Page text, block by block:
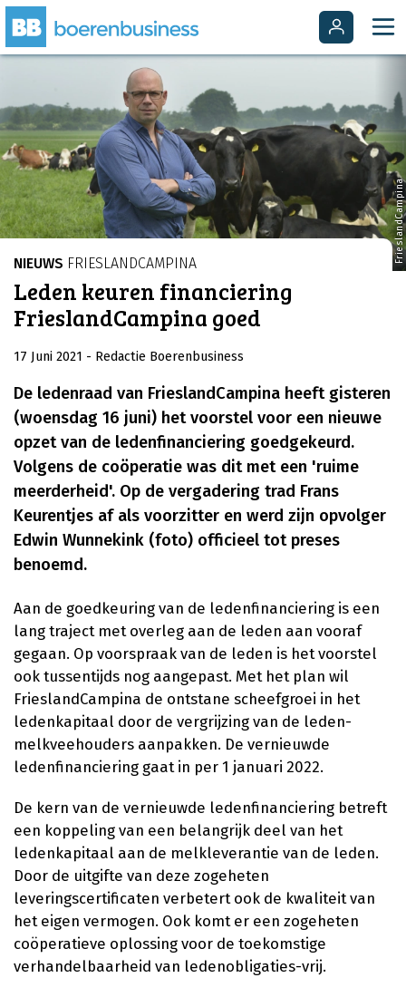
FrieslandCampina
NIEUWS FRIESLANDCAMPINA
Leden keuren financiering
FrieslandCampina goed
17 Juni 2021 - Redactie Boerenbusiness
De ledenraad van FrieslandCampina heeft gisteren
(woensdag 16 juni) het voorstel voor een nieuwe
opzet van de ledenfinanciering goedgekeurd.
Volgens de coöperatie was dit met een 'ruime
meerderheid'. Op de vergadering trad Frans
Keurentjes af als voorzitter en werd zijn opvolger
Edwin Wunnekink (foto) officieel tot preses
benoemd.
Aan de goedkeuring van de ledenfinanciering is een
lang traject met overleg aan de leden aan vooraf
gegaan. Op voorspraak van de leden is het voorstel
ook tussentijds nog aangepast. Met het plan wil
FrieslandCampina de ontstane scheefgroei in het
ledenkapitaal door de vergrijzing van de leden-
melkveehouders aanpakken. De vernieuwde
ledenfinanciering gaat in per 1 januari 2022.
De kern van de vernieuwde ledenfinanciering betreft
een koppeling van een belangrijk deel van het
ledenkapitaal aan de melkleverantie van de leden.
Door de uitgifte van deze zogeheten
leveringscertificaten verbetert ook de kwaliteit van
het eigen vermogen. Ook komt er een zogeheten
coöperatieve oplossing voor de toekomstige
verhandelbaarheid van ledenobligaties-vrij.